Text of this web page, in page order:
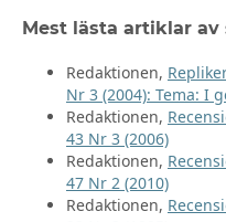
Mest lästa artiklar
Redaktionen,
Nr 3 (2004): Tema: I
Redaktionen,
43 Nr 3 (2006)
Redaktionen,
47 Nr 2 (2010)
Redaktionen,